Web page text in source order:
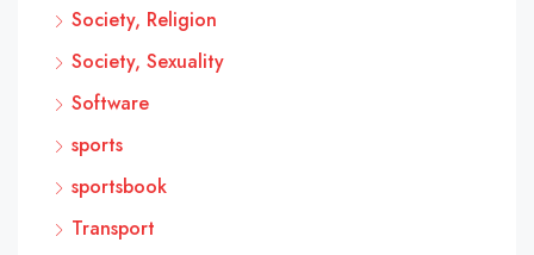
Society, Religion
Society, Sexuality
Software
sports
sportsbook
Transport